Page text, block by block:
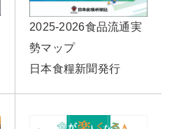
2025-2026食品流通実
勢マップ
日本食糧新聞発行